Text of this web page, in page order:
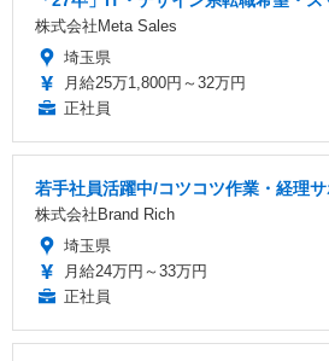
株式会社Meta Sales
埼玉県
月給25万1,800円～32万円
正社員
若手社員活躍中/コツコツ作業・経理
株式会社Brand Rich
埼玉県
月給24万円～33万円
正社員